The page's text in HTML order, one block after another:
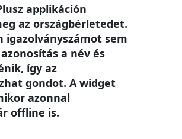
applikáción
az országbérletedet.
igazolványszámot sem
a név és
így az
gondot. A widget
azonnal
offline is.